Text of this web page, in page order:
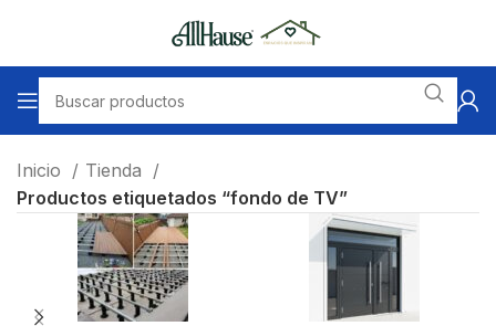
Inicio
Tienda
Productos etiquetados “fondo de TV”